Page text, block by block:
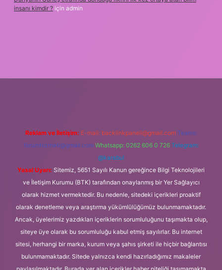
insanı kimdir ? için admin
Reklam ve İletişim: E-mail: backlinkpaneli@gmail.com Teams:
forumhizmeti@gmail.com Whatsapp: 0262 606 0 726 Telegram:
@karabul
Yasal Uyarı: Sitemiz, 5651 Sayılı Kanun gereğince Bilgi Teknolojileri
ve İletişim Kurumu (BTK) tarafından onaylanmış bir Yer Sağlayıcı
olarak hizmet vermektedir. Bu nedenle, sitedeki içerikleri proaktif
olarak denetleme veya araştırma yükümlülüğümüz bulunmamaktadır.
Ancak, üyelerimiz yazdıkları içeriklerin sorumluluğunu taşımakta olup,
siteye üye olarak bu sorumluluğu kabul etmiş sayılırlar. Bu internet
sitesi, herhangi bir marka, kurum veya şahıs şirketi ile hiçbir bağlantısı
bulunmamaktadır. Sitede yalnızca kendi hazırladığımız makaleler